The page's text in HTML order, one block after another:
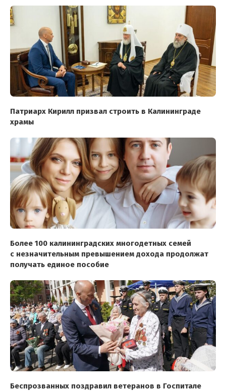
Патриарх Кирилл призвал строить в Калининграде
храмы
Более 100 калининградских многодетных семей
с незначительным превышением дохода продолжат
получать единое пособие
Беспрозванных поздравил ветеранов в Госпитале